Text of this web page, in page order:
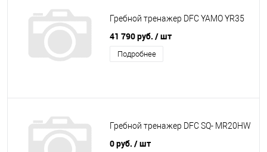
Гребной тренажер DFC YAMO YR35
41 790 руб. / шт
Подробнее
Гребной тренажер DFC SQ- MR20HW
0 руб. / шт